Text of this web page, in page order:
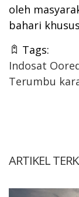
oleh
bahari
Tags:
Indosat
Terumbu
ARTIKEL